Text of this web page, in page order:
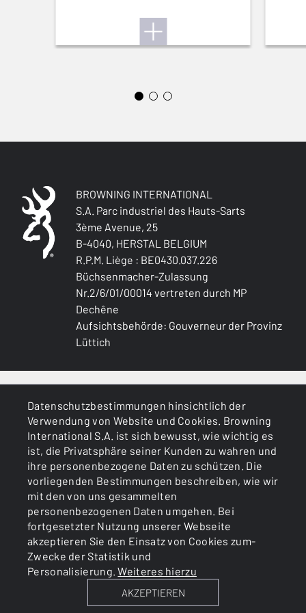
Datenschutzbestimmungen hinsichtlich der
Verwendung von Website und Cookies. Browning
International S.A. ist sich bewusst, wie wichtig es
ist, die Privatsphäre seiner Kunden zu wahren und
ihre personenbezogene Daten zu schützen. Die
vorliegenden Bestimmungen beschreiben, wie wir
mit den von uns gesammelten
personenbezogenen Daten umgehen. Bei
fortgesetzter Nutzung unserer Webseite
akzeptieren Sie den Einsatz von Cookies zum-
Zwecke der Statistik und
Personalisierung.Weiteres hierzu
AKZEPTIEREN
VERSTELLBARER SCHAFTRÜCKEN
SCHÄFT (R/L)
Right handed
SCHAFTART
Rounded Pistol stock
SCHAFT OBERFLÄCHE
SCHAFTLÄNGE
American Grade 5/6
PALM SWELL
Nein
SENKUNG AN SCHAFTRÜCKEN (MM)
SENKUNG AN SCHAFTKAPPE (MM)
BROWNING INTERNATIONAL
S.A. Parc industriel des Hauts-Sarts
3ème Avenue, 25
B-4040, HERSTAL BELGIUM
R.P.M. Liège : BE0430.037.226
Büchsenmacher-Zulassung
Nr.2/6/01/00014 vertreten durch MP
Dechêne
Aufsichtsbehörde: Gouverneur der Provinz
Lüttich
DIENSTLEISTUNGEN
BROWNING INTERNATIONAL S.A. © 2025 - Member of FN
Browning Group
Cookies Politik zum Datenschutz